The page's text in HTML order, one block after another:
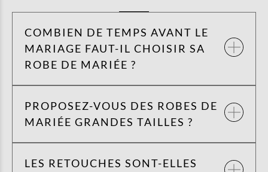
COMBIEN DE TEMPS AVANT LE
MARIAGE FAUT-IL CHOISIR SA
ROBE DE MARIÉE ?
PROPOSEZ-VOUS DES ROBES DE
MARIÉE GRANDES TAILLES ?
LES RETOUCHES SONT-ELLES